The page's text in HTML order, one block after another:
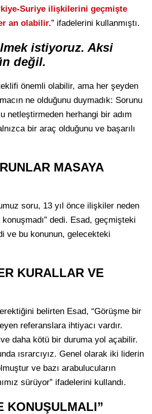
Suriye ilişkilerini geçmişte
an olabilir.” ifadelerini kullanmıştı.
istiyoruz. Aksi
değil.
önemli olabilir, ama her şeyden
ne olduğunu duymadık: Sorunu
herhangi bir adım
bir araç olduğunu ve başarılı
MASAYA
soru, 13 yıl önce ilişkiler neden
dedi. Esad, geçmişteki
ve bu konunun, gelecekteki
KURALLAR VE
belirten Esad, “Görüşme bir
referanslara ihtiyacı vardır.
daha kötü bir duruma yol açabilir.
ısrarcıyız. Genel olarak iki liderin
ve bazı arabulucuların
sürüyor” ifadelerini kullandı.
KONUŞULMALI”